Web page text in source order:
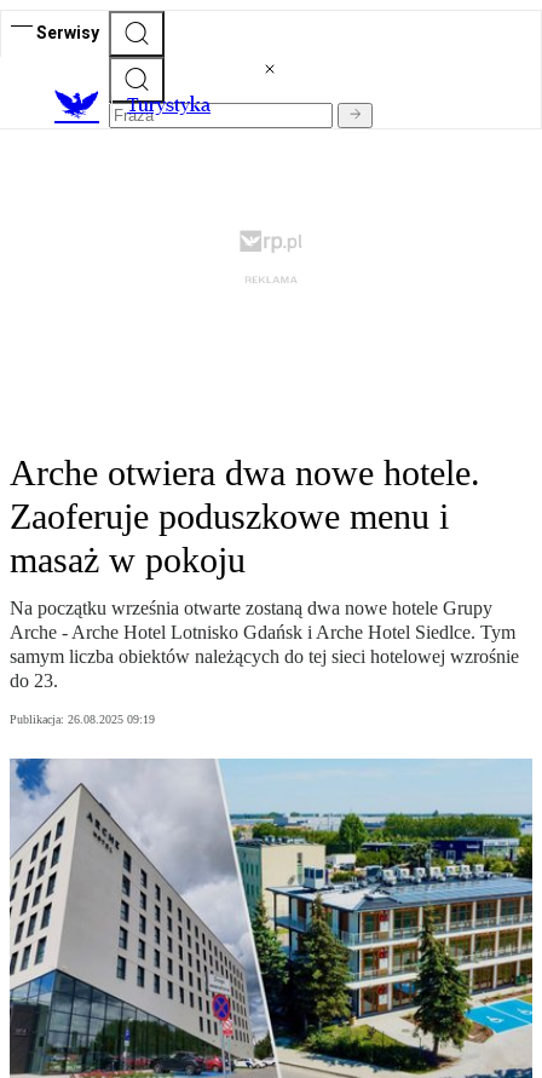
Serwisy
Turystyka
Arche otwiera dwa nowe hotele.
Zaoferuje poduszkowe menu i
masaż w pokoju
Na początku września otwarte zostaną dwa nowe hotele Grupy
Arche - Arche Hotel Lotnisko Gdańsk i Arche Hotel Siedlce. Tym
samym liczba obiektów należących do tej sieci hotelowej wzrośnie
do 23.
Publikacja: 26.08.2025 09:19